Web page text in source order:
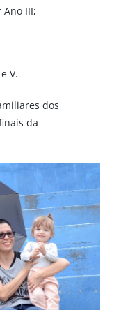
Ano III;
V.
dos
da